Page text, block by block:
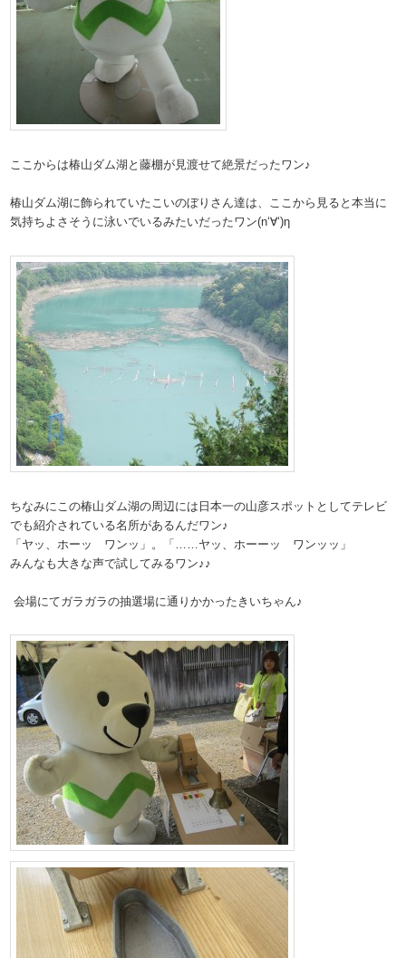
ここからは椿山ダム湖と藤棚が見渡せて絶景だったワン♪
椿山ダム湖に飾られていたこいのぼりさん達は、ここから見ると本当に
気持ちよさそうに泳いでいるみたいだったワン(n‘∀‘)η
ちなみにこの椿山ダム湖の周辺には日本一の山彦スポットとしてテレビ
でも紹介されている名所があるんだワン♪
「ヤッ、ホーッ ワンッ」。「……ヤッ、ホーーッ ワンッッ」
みんなも大きな声で試してみるワン♪♪
会場にてガラガラの抽選場に通りかかったきいちゃん♪